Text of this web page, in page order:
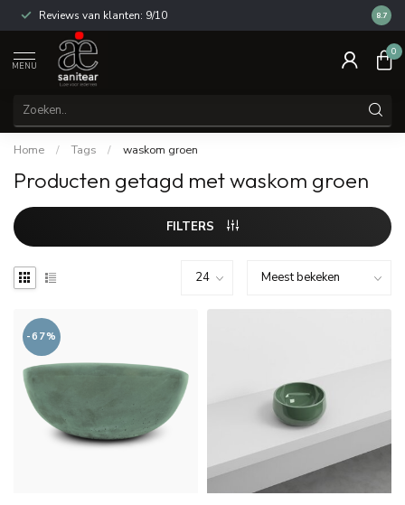
Reviews van klanten: 9/10 14
8.7
MENU
0
Home / Tags / waskom groen
Producten getagd met waskom groen
FILTERS
-67%